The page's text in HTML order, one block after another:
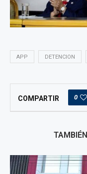
APP DETENCION
COMPARTIR 0